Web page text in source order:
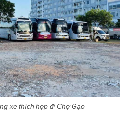
xe thích hợp đi Chợ Gạo